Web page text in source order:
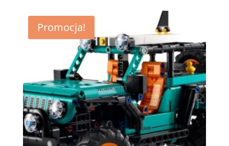
274,99 zł.
247,49 zł.
Promocja!